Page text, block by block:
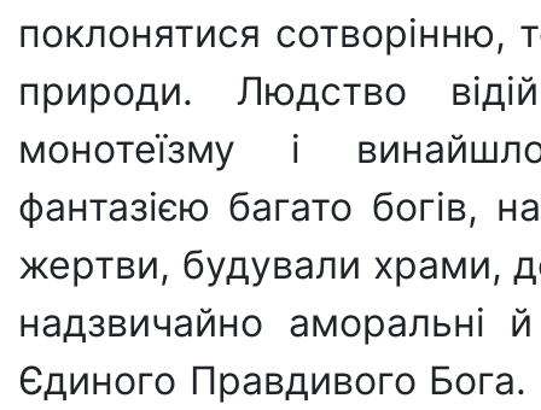
поклонятися сотворінню,
природи. Людство
монотеїзму і
фантазією багато богів,
жертви, будували храми,
надзвичайно аморальні
Єдиного Правдивого